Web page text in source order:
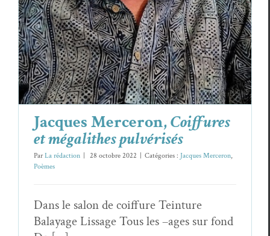
Jacques Merceron,Coiffures
et mégalithes pulvérisés
ParLa rédaction | 28 octobre 2022 | Catégories : Jacques Merceron,
Poèmes
Dans le salon de coiffure Teinture
Balayage Lissage Tous les –ages sur fond